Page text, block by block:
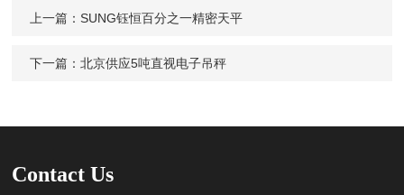
上一篇： SUNG钰恒百分之一精密天平
下一篇：北京供应5吨直视电子吊秤
Contact Us